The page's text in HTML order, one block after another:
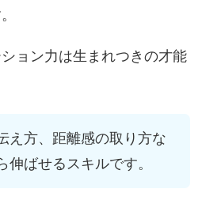
ョン力は生まれつきの才能
え方、距離感の取り方な
伸ばせるスキルです。